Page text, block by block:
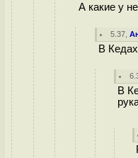
А какие у
5.37 ,
В
В